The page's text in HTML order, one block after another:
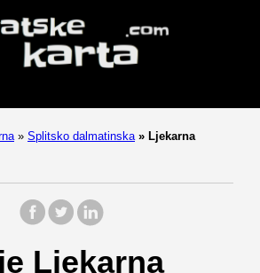
» Splitsko dalmatinska » Ljekarna
Ljekarna